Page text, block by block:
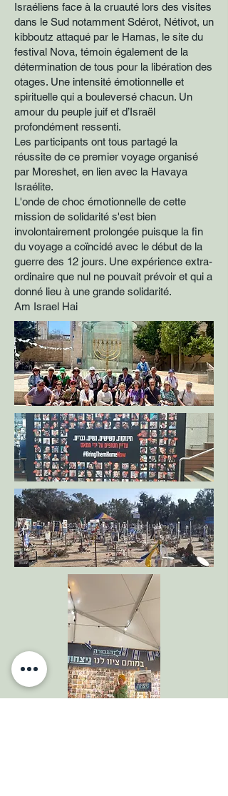
Israéliens face à la cruauté lors des visites
dans le Sud notamment Sdérot, Nétivot, un
kibboutz attaqué par le Hamas, le site du
festival Nova, témoin également de la
détermination de tous pour la libération des
otages. Une intensité émotionnelle et
spirituelle qui a bouleversé chacun. Un
amour du peuple juif et d’Israël
profondément ressenti.
Les participants ont tous partagé la
réussite de ce premier voyage organisé
par Moreshet, en lien avec la Havaya
Israélite.
L'onde de choc émotionnelle de cette
mission de solidarité s'est bien
involontairement prolongée puisque la fin
du voyage a coïncidé avec le début de la
guerre des 12 jours. Une expérience extra-
ordinaire que nul ne pouvait prévoir et qui a
donné lieu à une grande solidarité.
Am Israel Hai